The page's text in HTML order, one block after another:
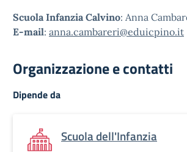
Scuola Infanzia Calvino: Anna
E-mail: anna.cambareri@eduicpino.it
Organizzazione e contatti
Dipende da
Scuola dell'Infanzia